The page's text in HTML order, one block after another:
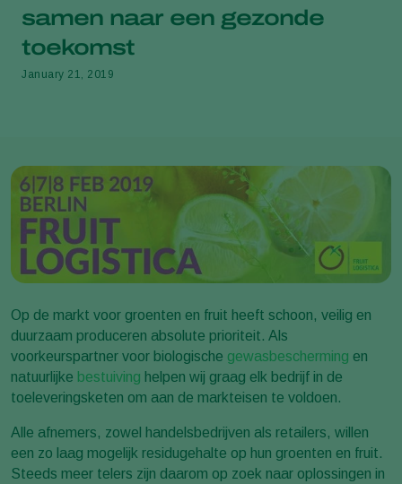
samen naar een gezonde
toekomst
January 21, 2019
Op de markt voor groenten en fruit heeft schoon, veilig en
duurzaam produceren absolute prioriteit. Als
voorkeurspartner voor biologische gewasbescherming en
natuurlijke bestuiving helpen wij graag elk bedrijf in de
toeleveringsketen om aan de markteisen te voldoen.
Alle afnemers, zowel handelsbedrijven als retailers, willen
een zo laag mogelijk residugehalte op hun groenten en fruit.
Steeds meer telers zijn daarom op zoek naar oplossingen in